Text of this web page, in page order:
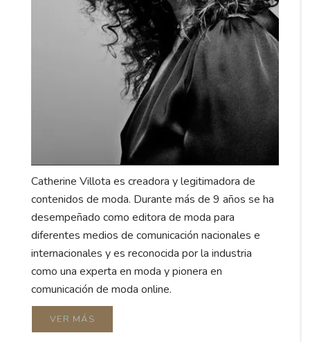
Catherine Villota es creadora y legitimadora de
contenidos de moda. Durante más de 9 años se ha
desempeñado como editora de moda para
diferentes medios de comunicación nacionales e
internacionales y es reconocida por la industria
como una experta en moda y pionera en
comunicación de moda online.
VER MÁS